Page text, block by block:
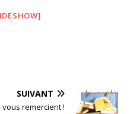
SUIVANT
vous remercient !